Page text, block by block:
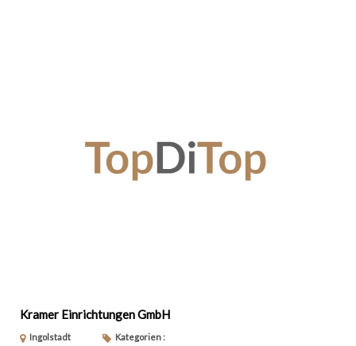
Kramer Einrichtungen GmbH
Ingolstadt Kategorien :